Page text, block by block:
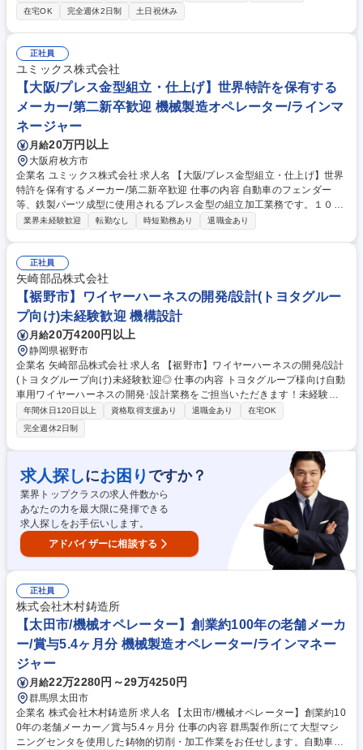
す。 【具体的には】幅1～1.5メートル、長さ3メートルの大型ユニットか
ら30センチ角の製品まで、半導体装置向け製品の組立・検査を担当。工程
ごとに役割分担されたチーム制で生産を進めます。入社後半年で一人立
ち、1～2年で派遣社員の指導・管理ができるレベルを目指します。 【業
務内容の変更範囲】当社の指定する業務 募集職種 【宮城/黒川郡】】組立
業務（半導体製造装置部品）年間121日/賞与5ヶ月実績有
在宅OK
完全週休2日制 土日祝休み
正社員
ユミックス株式会社
【大阪/プレス金型組立・仕上げ】世界特許を保有する
メーカー/第二新卒歓迎 機械製造オペレーター/ラインマ
ネージャー
月給20万円以上
大阪府枚方市
企業名 ユミックス株式会社 求人名 【大阪/プレス金型組立・仕上げ】世界
特許を保有するメーカー/第二新卒歓迎 仕事の内容 自動車のフェンダー
等、鉄製パーツ成型に使用されるプレス金型の組立加工業務です。１００
点以上のパーツの組立、磨き等の仕上げを担当し、一生モノのスキルを着
業務です。自身の技術が年々磨かれ、携わった製品が市場に出る際には大
きな達成感を実感できます。未経験の方でもモノづくりに興味がある方で
あれば、資格取得支援を通じて着実に成長できます。ゆくゆくは、アメリ
カ等のグループ会社への海外出張の機会もあります。通訳同行が可能なた
め語学力は不問です。 募集職種 【大阪/プレス金型組立・仕上げ】世界特
許を保有するメーカー/第二新卒歓迎
業界未経験歓迎 転勤なし 時短勤務あり 退職金あり
正社員
矢崎部品株式会社
【裾野市】ワイヤーハーネスの開発/設計(トヨタグルー
プ向け)未経験歓迎 機構設計
月給20万4200円以上
静岡県裾野市
企業名 矢崎部品株式会社 求人名 【裾野市】ワイヤーハーネスの開発/設計
(トヨタグループ向け)未経験歓迎◎ 仕事の内容 トヨタグループ様向け自動
車用ワイヤーハーネスの開発･設計業務をご担当いただきます！未経験か
ら設計職にチャレンジできる貴重なポジションです。入社後の研修制度も
充実しております！ 自動車メーカーや社内営業部門・工場部門との調整や
工程確認等の業務がございます。企画段階～量産まで一気通貫で対応した
部門のため 、幅広い設計業務が経験ができ、車両開発全般の知識が習得で
きます。 【募集背景】自動車の電動化が進む今、EVや自動運転など最新
技術の普及により配線の複雑化が進んでおり、車内における電気配線の開
発・設計業務の重要性は年々上昇しており、体制強化のための募集です！
募集職種 【裾野市】ワイヤーハーネスの開発/設計(トヨタグループ向け)未
経験歓迎◎
年間休日120日以上 資格取得支援あり 退職金あり
在宅OK
完全週休2日制
求人探しにお困り ですか？
業界トップクラスの求人件数から
あなたの力を最大限に発揮できる
求人探しをお手伝いします。
アドバイザーに相談する
正社員
株式会社木村鋳造所
【太田市/機械オペレーター】創業約100年の老舗メーカ
ー/賞与5.4ヶ月分 機械製造オペレーター/ラインマネー
ジャー
月給22万2280円～29万4250円
群馬県太田市
企業名 株式会社木村鋳造所 求人名 【太田市/機械オペレーター】創業約10
0年の老舗メーカー／賞与5.4ヶ月分 仕事の内容 群馬製作所にて大型マシ
ニングセンタを使用した鋳物的切削・加工作業をお任せします。自動車プ